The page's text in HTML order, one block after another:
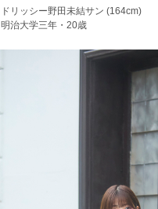
ドリッシー野田未結サン (164cm)
明治大学三年・20歳